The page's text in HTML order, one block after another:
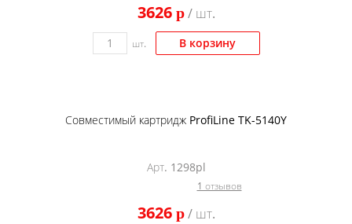
3626 p/ шт.
шт. В корзину
Совместимый картридж ProfiLine TK-5140Y
Арт. 1298pl
1 отзывов
3626 p/ шт.